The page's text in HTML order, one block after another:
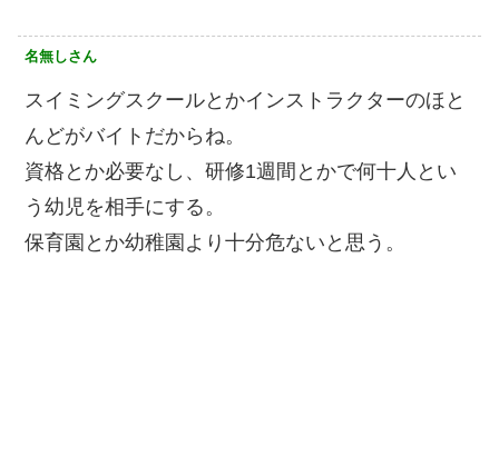
名無しさん
スイミングスクールとかインストラクターのほと
んどがバイトだからね。
資格とか必要なし、研修1週間とかで何十人とい
う幼児を相手にする。
保育園とか幼稚園より十分危ないと思う。